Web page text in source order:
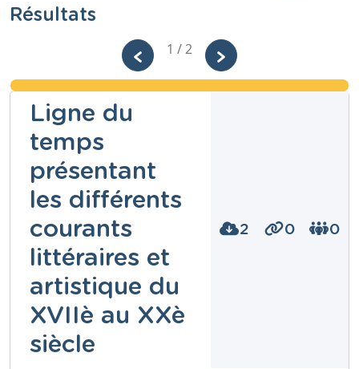
Résultats
1 / 2
Ligne du
temps
présentant
les différents
courants
littéraires et
artistique du
XVIIè au XXè
siècle
2 0 0